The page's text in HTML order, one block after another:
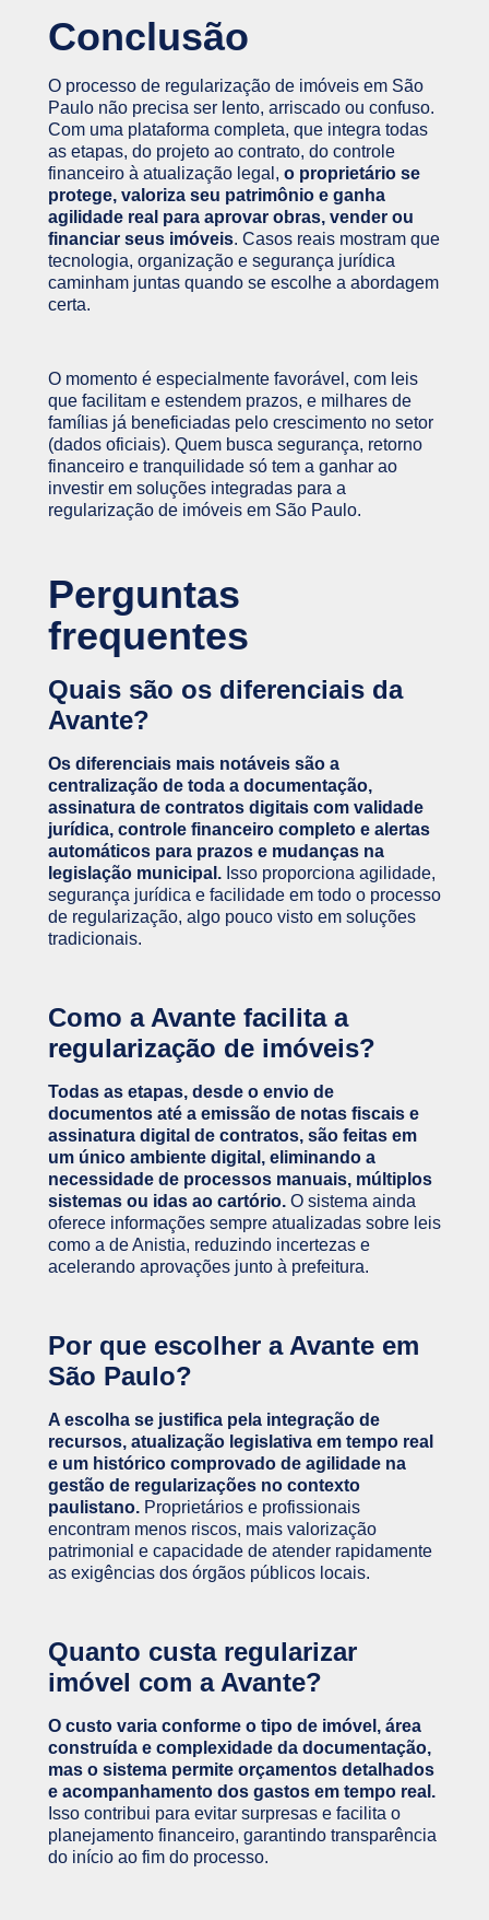
Conclusão
O processo de regularização de imóveis em São
Paulo não precisa ser lento, arriscado ou confuso.
Com uma plataforma completa, que integra todas
as etapas, do projeto ao contrato, do controle
financeiro à atualização legal, o proprietário se
protege, valoriza seu patrimônio e ganha
agilidade real para aprovar obras, vender ou
financiar seus imóveis. Casos reais mostram que
tecnologia, organização e segurança jurídica
caminham juntas quando se escolhe a abordagem
certa.
O momento é especialmente favorável, com leis
que facilitam e estendem prazos, e milhares de
famílias já beneficiadas pelo crescimento no setor
(dados oficiais). Quem busca segurança, retorno
financeiro e tranquilidade só tem a ganhar ao
investir em soluções integradas para a
regularização de imóveis em São Paulo.
Perguntas
frequentes
Quais são os diferenciais da
Avante?
Os diferenciais mais notáveis são a
centralização de toda a documentação,
assinatura de contratos digitais com validade
jurídica, controle financeiro completo e alertas
automáticos para prazos e mudanças na
legislação municipal. Isso proporciona agilidade,
segurança jurídica e facilidade em todo o processo
de regularização, algo pouco visto em soluções
tradicionais.
Como a Avante facilita a
regularização de imóveis?
Todas as etapas, desde o envio de
documentos até a emissão de notas fiscais e
assinatura digital de contratos, são feitas em
um único ambiente digital, eliminando a
necessidade de processos manuais, múltiplos
sistemas ou idas ao cartório. O sistema ainda
oferece informações sempre atualizadas sobre leis
como a de Anistia, reduzindo incertezas e
acelerando aprovações junto à prefeitura.
Por que escolher a Avante em
São Paulo?
A escolha se justifica pela integração de
recursos, atualização legislativa em tempo real
e um histórico comprovado de agilidade na
gestão de regularizações no contexto
paulistano. Proprietários e profissionais
encontram menos riscos, mais valorização
patrimonial e capacidade de atender rapidamente
as exigências dos órgãos públicos locais.
Quanto custa regularizar
imóvel com a Avante?
O custo varia conforme o tipo de imóvel, área
construída e complexidade da documentação,
mas o sistema permite orçamentos detalhados
e acompanhamento dos gastos em tempo real.
Isso contribui para evitar surpresas e facilita o
planejamento financeiro, garantindo transparência
do início ao fim do processo.